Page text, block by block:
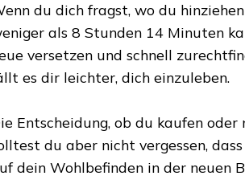
du dich fragst, wo du
als 8 Stunden 14 Minuten
versetzen und schnell
es dir leichter, dich einzuleben.
Entscheidung, ob du kaufen
du aber nicht vergessen,
dein Wohlbefinden in der neuen